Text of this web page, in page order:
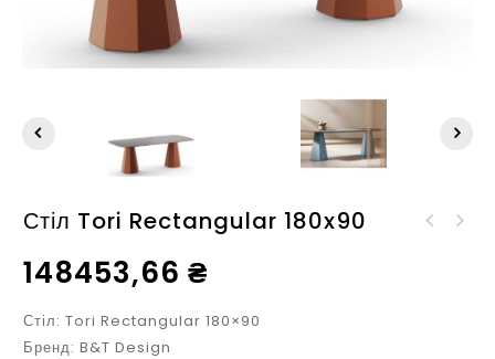
Стіл Tori Rectangular 180x90
148453,66 ₴
Стіл: Tori Rectangular 180×90
Бренд: B&T Design